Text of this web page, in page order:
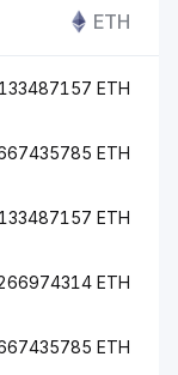
ETH
ETH
ETH
ETH
ETH
ETH